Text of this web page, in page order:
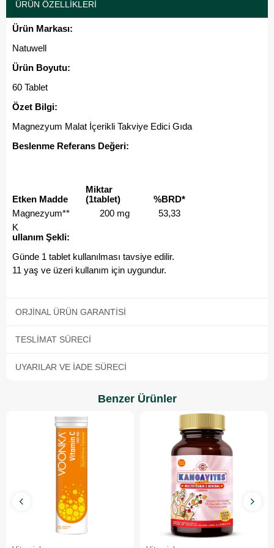
ÜRÜN ÖZELLIKLERI
Ürün Markası:
Natuwell
Ürün Boyutu:
60 Tablet
Özet Bilgi:
Magnezyum Malat İçerikli Takviye Edici Gıda
Beslenme Referans Değeri:
Etken Madde
Miktar
(1tablet)
%BRD*
Magnezyum**
200 mg
53,33
K
ullanım Şekli:
Günde 1 tablet kullanılması tavsiye edilir.
11 yaş ve üzeri kullanım için uygundur.
ORJINAL ÜRÜN GARANTISI
TESLIMAT SÜRECI
UYARILAR VE İADE SÜRECI
Benzer Ürünler